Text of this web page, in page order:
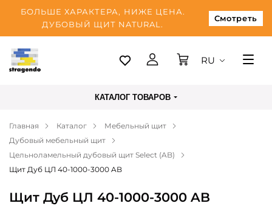
БОЛЬШЕ ХАРАКТЕРА, НИЖЕ ЦЕНА.
ДУБОВЫЙ ЩИТ NATURAL.
Смотреть
Таллинн
Оплата
О нас
Блог
Контакты
RU
КАТАЛОГ ТОВАРОВ
Главная Каталог
Мебельный щит
Дубовый мебельный щит
Цельноламельный дубовый щит Select (AB)
Щит Дуб ЦЛ 40-1000-3000 AB
Щит Дуб ЦЛ 40-1000-3000 AB